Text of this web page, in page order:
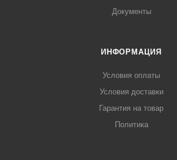
Документы
ИНФОРМАЦИЯ
Условия оплаты
Условия доставки
Гарантия на товар
Политика